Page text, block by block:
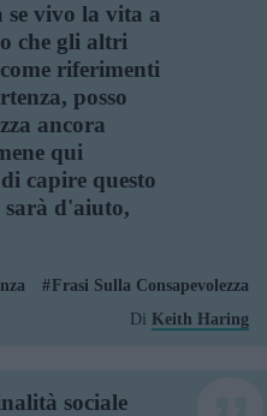
se vivo la vita a
che gli altri
riferimenti
posso
ancora
qui
capire questo
d'aiuto,
Frasi Sulla Consapevolezza
Di Keith Haring
sociale